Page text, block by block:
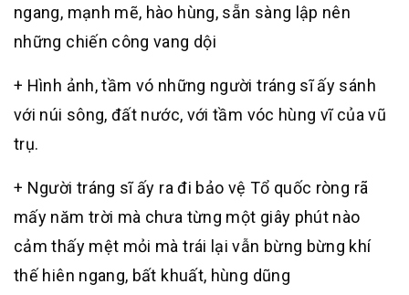
ngang, mạnh mẽ, hào hùng, sẵn sàng lập nên
những chiến công vang dội
+ Hình ảnh, tầm vó những người tráng sĩ ấy sánh
với núi sông, đất nước, với tầm vóc hùng vĩ của vũ
trụ.
+ Người tráng sĩ ấy ra đi bảo vệ Tổ quốc ròng rã
mấy năm trời mà chưa từng một giây phút nào
cảm thấy mệt mỏi mà trái lại vẫn bừng bừng khí
thế hiên ngang, bất khuất, hùng dũng